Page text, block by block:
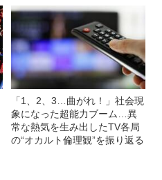
「1、2、3…曲がれ！」社会現
象になった超能力ブーム…異
常な熱気を生み出したTV各局
の“オカルト倫理観”を振り返る